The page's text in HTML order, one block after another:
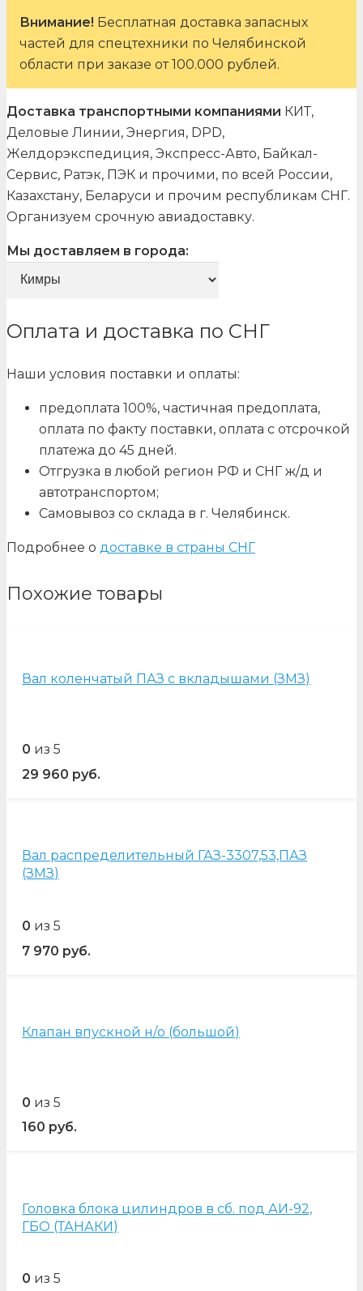
Внимание! Бесплатная доставка запасных
частей для спецтехники по Челябинской
области при заказе от 100.000 рублей.
Доставка транспортными компаниями КИТ,
Деловые Линии, Энергия, DPD,
Желдорэкспедиция, Экспресс-Авто, Байкал-
Сервис, Ратэк, ПЭК и прочими, по всей России,
Казахстану, Беларуси и прочим республикам СНГ.
Организуем срочную авиадоставку.
Мы доставляем в города:
Оплата и доставка по СНГ
Наши условия поставки и оплаты:
предоплата 100%, частичная предоплата,
оплата по факту поставки, оплата с отсрочкой
платежа до 45 дней.
Отгрузка в любой регион РФ и СНГ ж/д и
автотранспортом;
Самовывоз со склада в г. Челябинск.
Подробнее о доставке в страны СНГ
Похожие товары
Вал коленчатый ПАЗ с вкладышами (ЗМЗ)
0 из 5
29 960 руб.
Вал распределительный ГАЗ-3307,53,ПАЗ
(ЗМЗ)
0 из 5
7 970 руб.
Клапан впускной н/о (большой)
0 из 5
160 руб.
Головка блока цилиндров в сб. под АИ-92,
ГБО (ТАНАКИ)
0 из 5